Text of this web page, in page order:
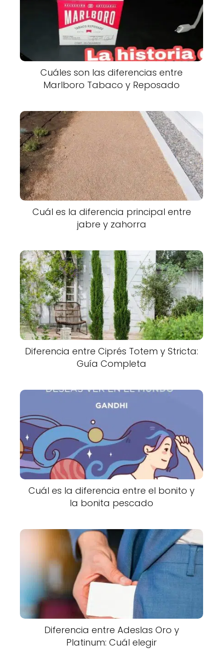
Cuáles son las diferencias entre
Marlboro Tabaco y Reposado
Cuál es la diferencia principal entre
jabre y zahorra
Diferencia entre Ciprés Totem y Stricta:
Guía Completa
Cuál es la diferencia entre el bonito y
la bonita pescado
Diferencia entre Adeslas Oro y
Platinum: Cuál elegir